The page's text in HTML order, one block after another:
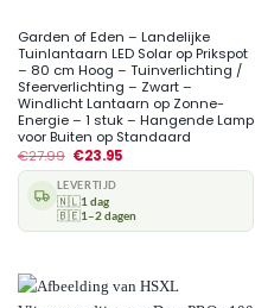
Garden of Eden – Landelijke
Tuinlantaarn LED Solar op Prikspot
– 80 cm Hoog – Tuinverlichting /
Sfeerverlichting – Zwart –
Windlicht Lantaarn op Zonne-
Energie – 1 stuk – Hangende Lamp
voor Buiten op Standaard
€27.99 €23.95
LEVERTIJD
🇳🇱1 dag
🇧🇪1–2 dagen